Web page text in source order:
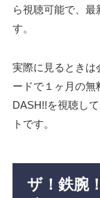
ら視聴可能で、最
す。
実際に見るときは
ードで１ヶ月の無
DASH!!を視聴し
トです。
ザ！鉄腕